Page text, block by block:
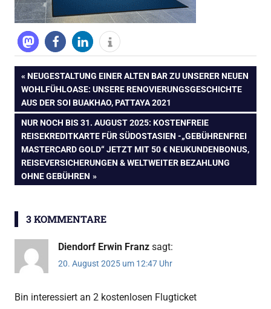
Beitragsnavigation
VORHERIGER
BEITRAG:
NEUGESTALTUNG EINER ALTEN BAR ZU UNSERER NEUEN
WOHLFÜHLOASE: UNSERE RENOVIERUNGSGESCHICHTE
AUS DER SOI BUAKHAO, PATTAYA 2021
NÄCHSTER
BEITRAG:
NUR NOCH BIS 31. AUGUST 2025: KOSTENFREIE
REISEKREDITKARTE FÜR SÜDOSTASIEN -„GEBÜHRENFREI
MASTERCARD GOLD“ JETZT MIT 50 € NEUKUNDENBONUS,
REISEVERSICHERUNGEN & WELTWEITER BEZAHLUNG
OHNE GEBÜHREN
3 KOMMENTARE
Diendorf Erwin Franz sagt:
20. August 2025 um 12:47 Uhr
Bin interessiert an 2 kostenlosen Flugticket